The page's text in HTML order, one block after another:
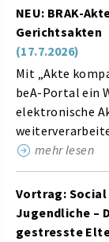
NEU: BRAK-
Gerichtsakten
(17.7.2026)
Mit „Akte
beA-Portal ein
elektronische
mehr lesen
Vortrag: Social
Jugendliche –
gestresste